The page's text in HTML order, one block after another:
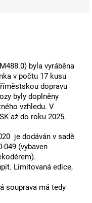
byla vyráběna
v počtu 17 kusu
dopravu
byly doplněny
vzhledu. V
až do roku 2025.
je dodáván v sadě
049 (vybaven
Limitovaná edice,
souprava má tedy